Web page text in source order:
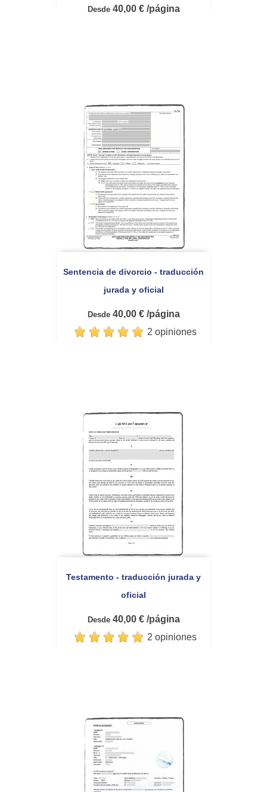
Desde40,00 € /página
Sentencia de divorcio - traducción
jurada y oficial
Desde40,00 € /página
2 opiniones
Testamento - traducción jurada y
oficial
Desde40,00 € /página
2 opiniones